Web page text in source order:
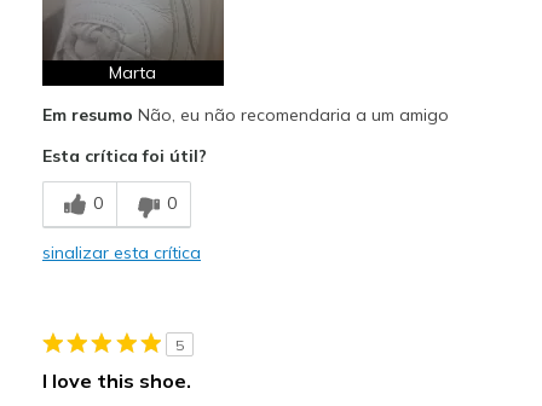
Confortáveis
Design atraente
Contras
Desgastam-se facilmente
a "pele" começou a partir rápido
Melhores utilizações
Largura
Números
Marta
Em resumo Não, eu não recomendaria a um amigo
Esta crítica foi útil?
0 0
sinalizar esta crítica
5
I love this shoe.